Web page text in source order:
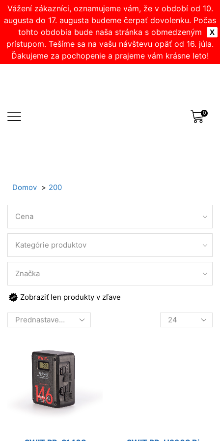
X
Vážení zákazníci, oznamujeme vám, že v období od 10.
augusta do 17. augusta budeme čerpať dovolenku. Počas
tohto obdobia bude naša stránka s obmedzeným
prístupom. Tešíme sa na vašu návštevu opäť od 16. júla.
Ďakujeme za pochopenie a prajeme vám krásne leto!
0
Domov 200
Cena
Kategórie produktov
Značka
Zobraziť len produkty v zľave
Products
per